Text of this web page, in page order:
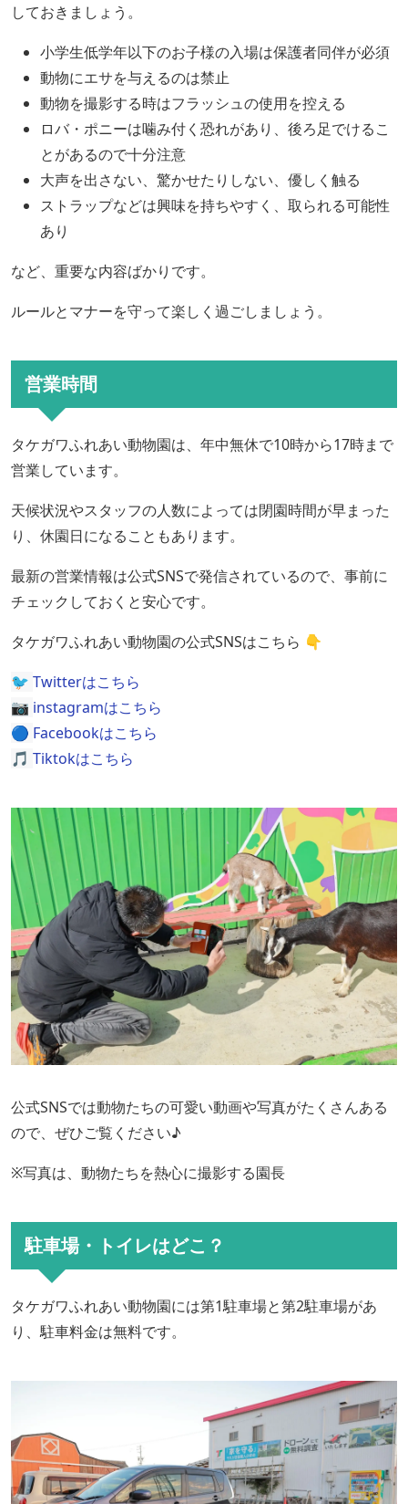
しておきましょう。
小学生低学年以下のお子様の入場は保護者同伴が必須
動物にエサを与えるのは禁止
動物を撮影する時はフラッシュの使用を控える
ロバ・ポニーは噛み付く恐れがあり、後ろ足でけるこ
とがあるので十分注意
大声を出さない、驚かせたりしない、優しく触る
ストラップなどは興味を持ちやすく、取られる可能性
あり
など、重要な内容ばかりです。
ルールとマナーを守って楽しく過ごしましょう。
営業時間
タケガワふれあい動物園は、年中無休で10時から17時まで
営業しています。
天候状況やスタッフの人数によっては閉園時間が早まった
り、休園日になることもあります。
最新の営業情報は公式SNSで発信されているので、事前に
チェックしておくと安心です。
タケガワふれあい動物園の公式SNSはこちら 👇
🐦 Twitterはこちら
📷 instagramはこちら
🔵 Facebookはこちら
🎵 Tiktokはこちら
公式SNSでは動物たちの可愛い動画や写真がたくさんある
ので、ぜひご覧ください♪
※写真は、動物たちを熱心に撮影する園長
駐車場・トイレはどこ？
タケガワふれあい動物園には第1駐車場と第2駐車場があ
り、駐車料金は無料です。